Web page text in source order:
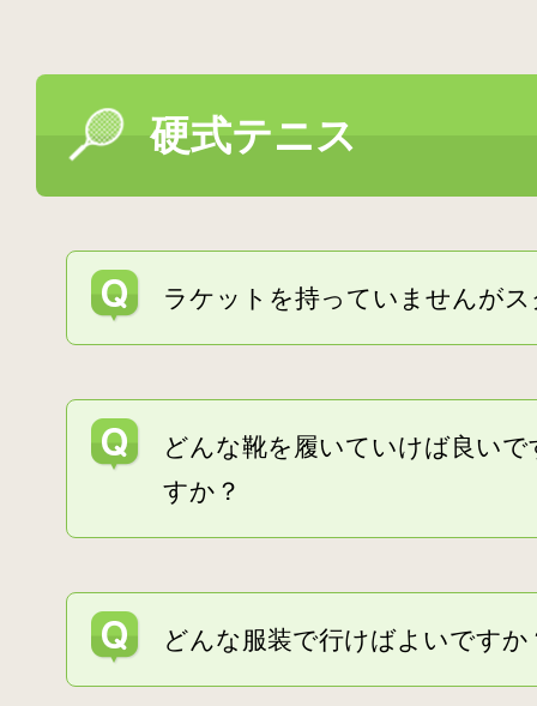
硬式テニス
ラケットを持っていませんが
どんな靴を履いていけば良い
すか？
どんな服装で行けばよいですか